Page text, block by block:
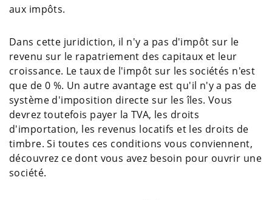
aux impôts.
Dans cette juridiction, il n'y a pas d'impôt sur le
revenu sur le rapatriement des capitaux et leur
croissance. Le taux de l'impôt sur les sociétés n'est
que de 0 %. Un autre avantage est qu'il n'y a pas de
système d'imposition directe sur les îles. Vous
devrez toutefois payer la TVA, les droits
d'importation, les revenus locatifs et les droits de
timbre. Si toutes ces conditions vous conviennent,
découvrez ce dont vous avez besoin pour ouvrir une
société.